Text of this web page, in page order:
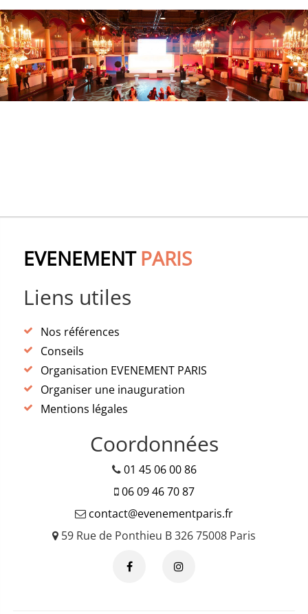
EVENEMENTPARIS
Liens utiles
Nos références
Conseils
Organisation EVENEMENT PARIS
Organiser une inauguration
Mentions légales
Coordonnées
01 45 06 00 86
06 09 46 70 87
contact@evenementparis.fr
59 Rue de Ponthieu B 326 75008 Paris